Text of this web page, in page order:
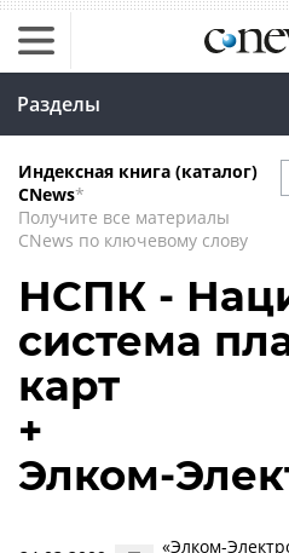
Разделы
Индексная книга (каталог)
CNews*
Получите все материалы
CNews по ключевому слову
НСПК -
система
карт
+
Элком-
«Элком-